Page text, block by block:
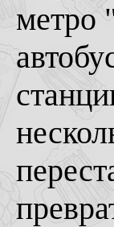
метро